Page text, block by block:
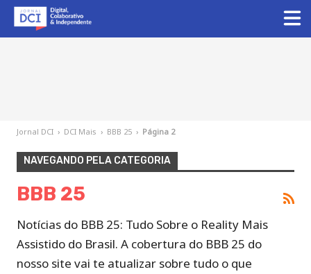
Jornal DCI › DCI Mais › BBB 25 › Página 2
NAVEGANDO PELA CATEGORIA
BBB 25
Notícias do BBB 25: Tudo Sobre o Reality Mais
Assistido do Brasil. A cobertura do BBB 25 do
nosso site vai te atualizar sobre tudo o que